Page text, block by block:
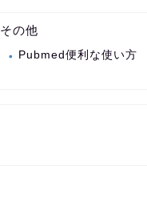
その他
Pubmed便利な使い方